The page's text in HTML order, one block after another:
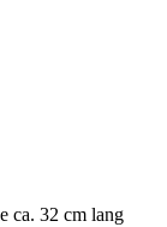
ca. 32 cm lang